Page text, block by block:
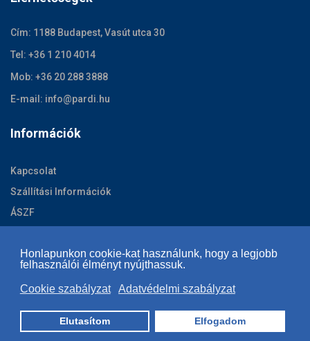
Honlapunkon cookie-kat használunk, hogy a legjobb
felhasználói élményt nyújthassuk.
Cookie szabályzat Adatvédelmi szabályzat
Elutasítom Elfogadom
Cím: 1188 Budapest, Vasút utca 30
Tel: +36 1 210 4014
Mob: +36 20 288 3888
E-mail: info@pardi.hu
Információk
Kapcsolat
Szállítási Információk
ÁSZF
Cookie szabályzat
fenntartva |
Jogi nyilatkozat